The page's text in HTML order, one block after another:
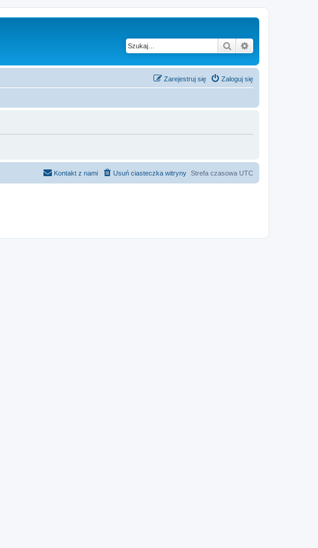
Szukaj
Zaloguj się
Zarejestruj się
Strefa czasowa UTC
Usuń ciasteczka witryny
Kontakt z nami